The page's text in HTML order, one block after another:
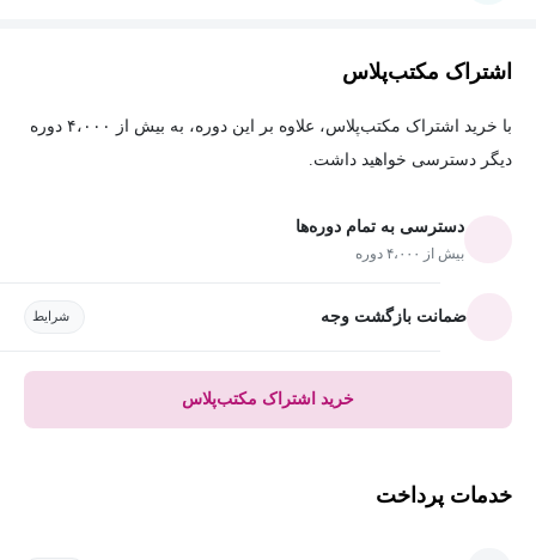
اشتراک مکتب‌پلاس
با خرید اشتراک مکتب‌پلاس، علاوه بر این دوره، به بیش از ۴،۰۰۰ دوره
دیگر دسترسی خواهید داشت.
دسترسی به تمام دوره‌ها
بیش از ۴،۰۰۰ دوره
ضمانت بازگشت وجه شرایط
خرید اشتراک مکتب‌پلاس
خدمات پرداخت